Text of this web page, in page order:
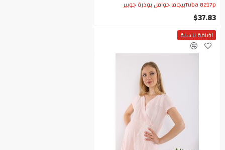
Tuba 8217pبيجاما حوامل بودرة جوبير
$37.83
اضافة للسلة